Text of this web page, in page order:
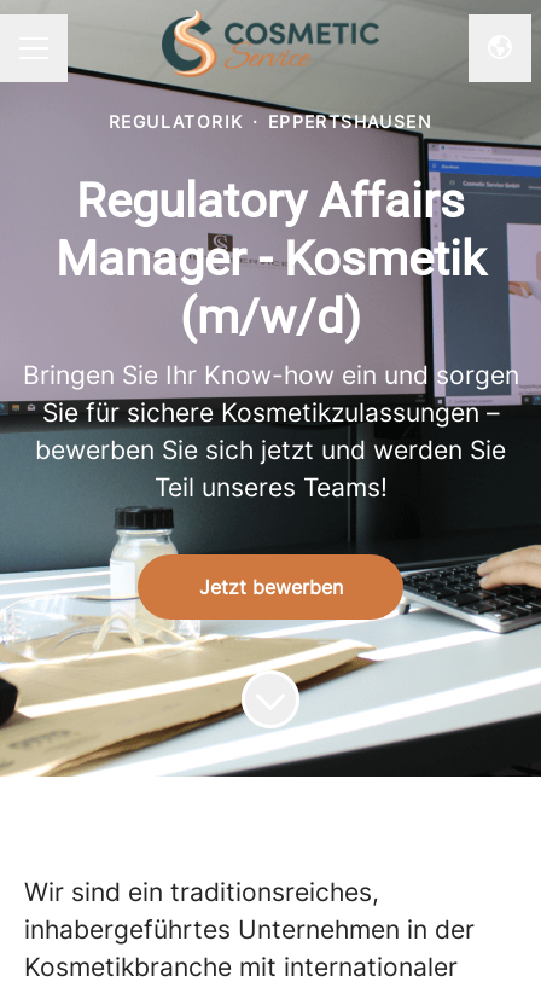
REGULATORIK · EPPERTSHAUSEN
Regulatory Affairs
Manager - Kosmetik
(m/w/d)
Bringen Sie Ihr Know-how ein und sorgen
Sie für sichere Kosmetikzulassungen –
bewerben Sie sich jetzt und werden Sie
Teil unseres Teams!
Jetzt bewerben
Wir sind ein traditionsreiches,
inhabergeführtes Unternehmen in der
Kosmetikbranche mit internationaler